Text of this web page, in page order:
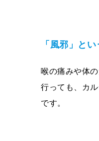
「風邪」と
喉の痛みや体
行っても、カ
です。